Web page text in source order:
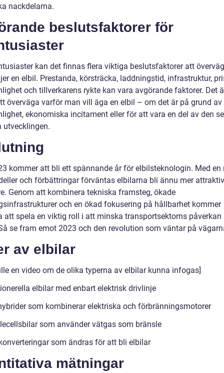
nackdelarna.
beslutsfaktorer för
kan det finnas flera viktiga beslutsfaktorer att
en elbil. Prestanda, körsträcka, laddningstid, infrastruktur,
och tillverkarens rykte kan vara avgörande faktorer. Det
överväga varför man vill äga en elbil – om det är på grund av
ekonomiska incitament eller för att vara en del av den
utvecklingen.
kommer att bli ett spännande år för elbilsteknologin. Med en
och förbättringar förväntas elbilarna bli ännu mer
Genom att kombinera tekniska framsteg, ökade
och en ökad fokusering på hållbarhet kommer
att spela en viktig roll i att minska transportsektorns påverkan
se fram emot 2023 och den revolution som väntar på
av elbilar
en video om de olika typerna av elbilar kunna infogas]
elbilar med enbart elektrisk drivlinje
som kombinerar elektriska och förbränningsmotorer
som använder vätgas som bränsle
som ändras för att bli elbilar
mätningar